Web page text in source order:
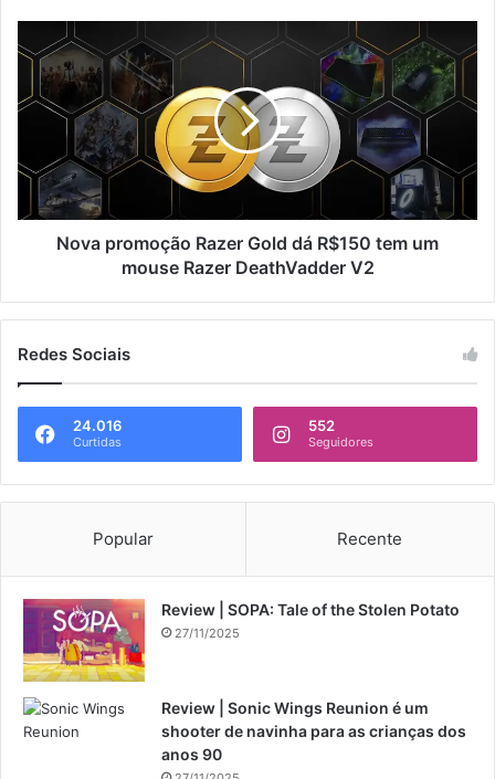
Nova promoção Razer Gold dá R$150 tem um
mouse Razer DeathVadder V2
Redes Sociais
24.016
Curtidas
552
Seguidores
Popular Recente
Review | SOPA: Tale of the Stolen Potato
27/11/2025
Review | Sonic Wings Reunion é um
shooter de navinha para as crianças dos
anos 90